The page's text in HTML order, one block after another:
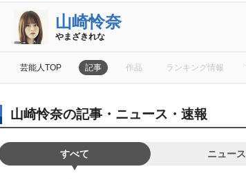
山崎怜奈
まざきれな
芸能人TOP 記事 作品 ランキング情報
山崎怜奈の記事・ニュース・速報
すべて ニュース